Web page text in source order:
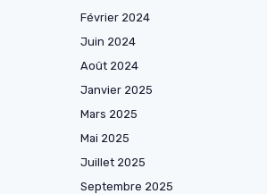
Février 2024
Juin 2024
Août 2024
Janvier 2025
Mars 2025
Mai 2025
Juillet 2025
Septembre 2025